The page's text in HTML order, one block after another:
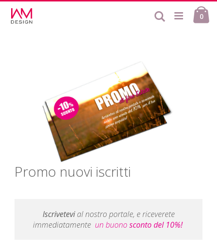
contenuto
0
Cerca
Promo nuovi iscritti
Iscrivetevial nostro portale, e riceverete
immediatamente un buonosconto del 10%!